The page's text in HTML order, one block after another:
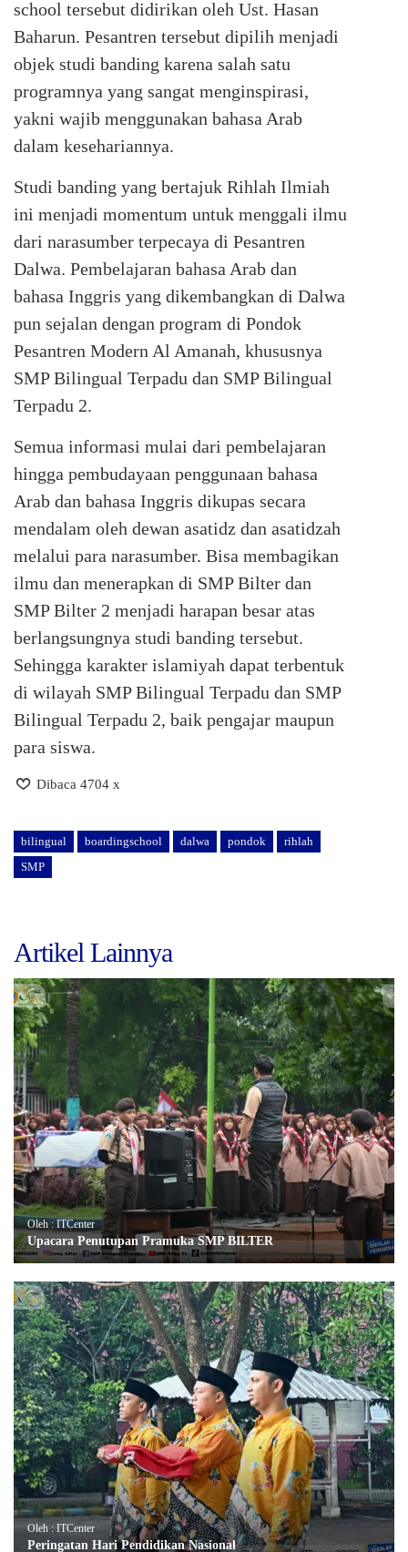
school tersebut didirikan oleh Ust. Hasan
Baharun. Pesantren tersebut dipilih menjadi
objek studi banding karena salah satu
programnya yang sangat menginspirasi,
yakni wajib menggunakan bahasa Arab
dalam kesehariannya.
Studi banding yang bertajuk Rihlah Ilmiah
ini menjadi momentum untuk menggali ilmu
dari narasumber terpecaya di Pesantren
Dalwa. Pembelajaran bahasa Arab dan
bahasa Inggris yang dikembangkan di Dalwa
pun sejalan dengan program di Pondok
Pesantren Modern Al Amanah, khususnya
SMP Bilingual Terpadu dan SMP Bilingual
Terpadu 2.
Semua informasi mulai dari pembelajaran
hingga pembudayaan penggunaan bahasa
Arab dan bahasa Inggris dikupas secara
mendalam oleh dewan asatidz dan asatidzah
melalui para narasumber. Bisa membagikan
ilmu dan menerapkan di SMP Bilter dan
SMP Bilter 2 menjadi harapan besar atas
berlangsungnya studi banding tersebut.
Sehingga karakter islamiyah dapat terbentuk
di wilayah SMP Bilingual Terpadu dan SMP
Bilingual Terpadu 2, baik pengajar maupun
para siswa.
Dibaca 4704 x
bilingual boardingschool dalwa pondok
rihlah
SMP
Artikel Lainnya
Oleh : ITCenter
Upacara Penutupan Pramuka SMP BILTER
Oleh : ITCenter
Peringatan Hari Pendidikan Nasional